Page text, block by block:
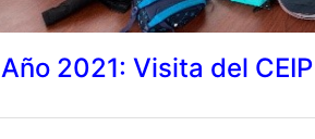
Año 2021: Visita del CEIP